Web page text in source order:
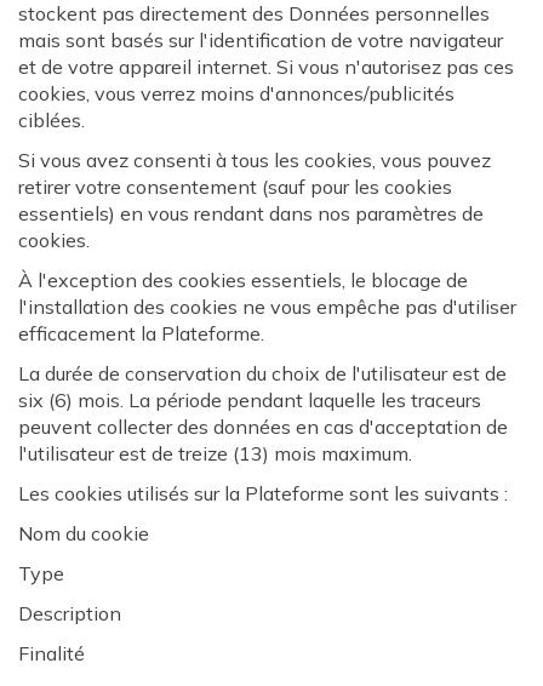
stockent pas directement des Données personnelles
mais sont basés sur l'identification de votre navigateur
et de votre appareil internet. Si vous n'autorisez pas ces
cookies, vous verrez moins d'annonces/publicités
ciblées.
Si vous avez consenti à tous les cookies, vous pouvez
retirer votre consentement (sauf pour les cookies
essentiels) en vous rendant dans nos paramètres de
cookies.
À l'exception des cookies essentiels, le blocage de
l'installation des cookies ne vous empêche pas d'utiliser
efficacement la Plateforme.
La durée de conservation du choix de l'utilisateur est de
six (6) mois. La période pendant laquelle les traceurs
peuvent collecter des données en cas d'acceptation de
l'utilisateur est de treize (13) mois maximum.
Les cookies utilisés sur la Plateforme sont les suivants :
Nom du cookie
Type
Description
Finalité